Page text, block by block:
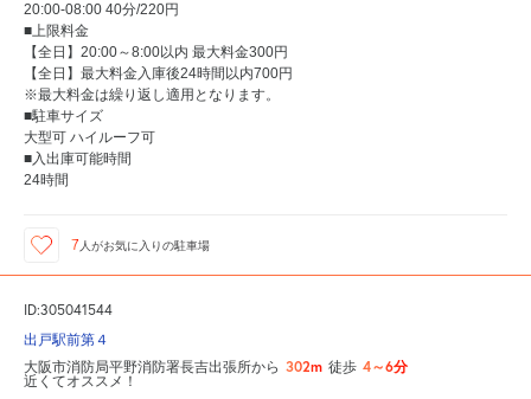
20:00-08:00 40分/220円
■上限料金
【全日】20:00～8:00以内 最大料金300円
【全日】最大料金入庫後24時間以内700円
※最大料金は繰り返し適用となります。
■駐車サイズ
大型可 ハイルーフ可
■入出庫可能時間
24時間
7 人がお気に入りの駐車場
ID:305041544
出戸駅前第４
大阪市消防局平野消防署長吉出張所から 302m 徒歩 4～6分
近くてオススメ！